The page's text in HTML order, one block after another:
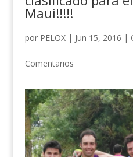
Maui!!!!!
por PELOX| Jun 15, 2016 |
Comentarios